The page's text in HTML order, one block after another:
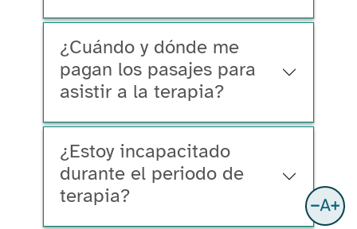
¿Cuándo y dónde me
pagan los pasajes para
asistir a la terapia?
¿Estoy incapacitado
durante el periodo de
terapia?